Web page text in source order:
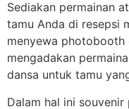
Sediakan permainan
tamu Anda di resepsi
menyewa photobooth
mengadakan
dansa untuk tamu
Dalam hal ini